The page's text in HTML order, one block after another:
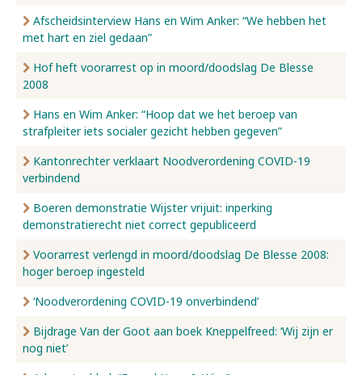
Afscheidsinterview Hans en Wim Anker: “We hebben het
met hart en ziel gedaan”
Hof heft voorarrest op in moord/doodslag De Blesse
2008
Hans en Wim Anker: “Hoop dat we het beroep van
strafpleiter iets socialer gezicht hebben gegeven”
Kantonrechter verklaart Noodverordening COVID-19
verbindend
Boeren demonstratie Wijster vrijuit: inperking
demonstratierecht niet correct gepubliceerd
Voorarrest verlengd in moord/doodslag De Blesse 2008:
hoger beroep ingesteld
‘Noodverordening COVID-19 onverbindend’
Bijdrage Van der Goot aan boek Kneppelfreed: ‘Wij zijn er
nog niet’